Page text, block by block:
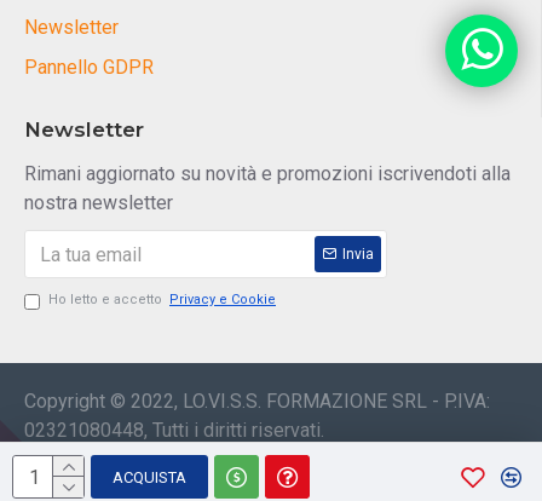
ACQUISTA
Newsletter
Pannello GDPR
Newsletter
Rimani aggiornato su novità e promozioni iscrivendoti alla
nostra newsletter
Invia
Ho letto e accetto Privacy e Cookie
Copyright © 2022, LO.VI.S.S. FORMAZIONE SRL - P.IVA:
02321080448, Tutti i diritti riservati.